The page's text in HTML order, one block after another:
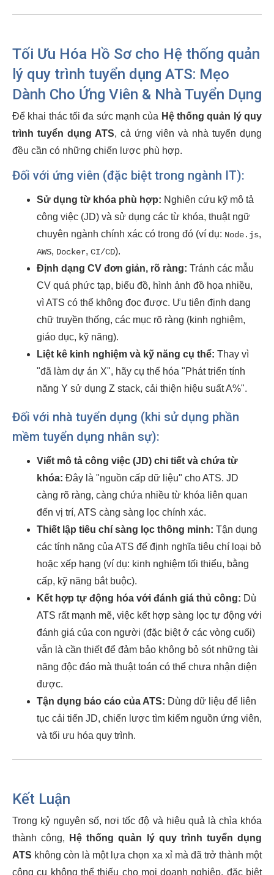
Tối Ưu Hóa Hồ Sơ cho Hệ thống quản
lý quy trình tuyển dụng ATS: Mẹo
Dành Cho Ứng Viên & Nhà Tuyển Dụng
Để khai thác tối đa sức mạnh của Hệ thống quản lý quy
trình tuyển dụng ATS, cả ứng viên và nhà tuyển dụng
đều cần có những chiến lược phù hợp.
Đối với ứng viên (đặc biệt trong ngành IT):
Sử dụng từ khóa phù hợp: Nghiên cứu kỹ mô tả
công việc (JD) và sử dụng các từ khóa, thuật ngữ
chuyên ngành chính xác có trong đó (ví dụ: Node.js,
AWS, Docker, CI/CD).
Định dạng CV đơn giản, rõ ràng: Tránh các mẫu
CV quá phức tạp, biểu đồ, hình ảnh đồ họa nhiều,
vì ATS có thể không đọc được. Ưu tiên định dạng
chữ truyền thống, các mục rõ ràng (kinh nghiệm,
giáo dục, kỹ năng).
Liệt kê kinh nghiệm và kỹ năng cụ thể: Thay vì
"đã làm dự án X", hãy cụ thể hóa "Phát triển tính
năng Y sử dụng Z stack, cải thiện hiệu suất A%".
Đối với nhà tuyển dụng (khi sử dụng phần
mềm tuyển dụng nhân sự):
Viết mô tả công việc (JD) chi tiết và chứa từ
khóa: Đây là "nguồn cấp dữ liệu" cho ATS. JD
càng rõ ràng, càng chứa nhiều từ khóa liên quan
đến vị trí, ATS càng sàng lọc chính xác.
Thiết lập tiêu chí sàng lọc thông minh: Tận dụng
các tính năng của ATS để định nghĩa tiêu chí loại bỏ
hoặc xếp hạng (ví dụ: kinh nghiệm tối thiểu, bằng
cấp, kỹ năng bắt buộc).
Kết hợp tự động hóa với đánh giá thủ công: Dù
ATS rất mạnh mẽ, việc kết hợp sàng lọc tự động với
đánh giá của con người (đặc biệt ở các vòng cuối)
vẫn là cần thiết để đảm bảo không bỏ sót những tài
năng độc đáo mà thuật toán có thể chưa nhận diện
được.
Tận dụng báo cáo của ATS: Dùng dữ liệu để liên
tục cải tiến JD, chiến lược tìm kiếm nguồn ứng viên,
và tối ưu hóa quy trình.
Kết Luận
Trong kỷ nguyên số, nơi tốc độ và hiệu quả là chìa khóa
thành công,
Hệ thống quản lý quy trình tuyển dụng
ATS không còn là một lựa chọn xa xỉ mà đã trở thành một
công cụ không thể thiếu cho mọi doanh nghiệp, đặc biệt